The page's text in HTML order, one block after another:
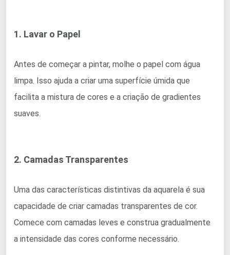
1. Lavar o Papel
Antes de começar a pintar, molhe o papel com água
limpa. Isso ajuda a criar uma superfície úmida que
facilita a mistura de cores e a criação de gradientes
suaves.
2. Camadas Transparentes
Uma das características distintivas da aquarela é sua
capacidade de criar camadas transparentes de cor.
Comece com camadas leves e construa gradualmente
a intensidade das cores conforme necessário.